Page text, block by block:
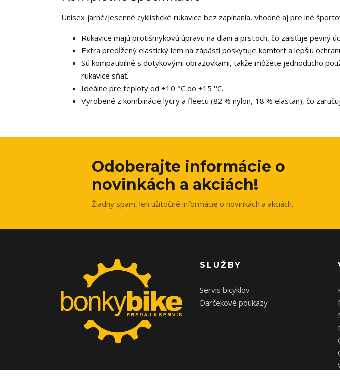
Unisex jarné/jesenné cyklistické rukavice bez zapínania, vhodné aj pre iné
Rukavice majú protišmykovú úpravu na dlani a prstoch, čo zaisťuje pevný
Extra predĺžený elastický lem na zápästí poskytuje komfort a lepšiu
Sú kompatibilné s dotykovými obrazovkami, takže môžete jednoducho
rukavice sňať.
Ideálne pre teploty od +10 °C do +15 °C.
Vyrobené z kombinácie lycry a fleecu (82 % nylon, 18 % elastan), čo
Odoberajte informácie o
novinkách a akciách!
Žiadny spam, len užitočné informácie o novinkách a akciách.
SLUŽBY
Servis bicyklov
Darčekové poukazy